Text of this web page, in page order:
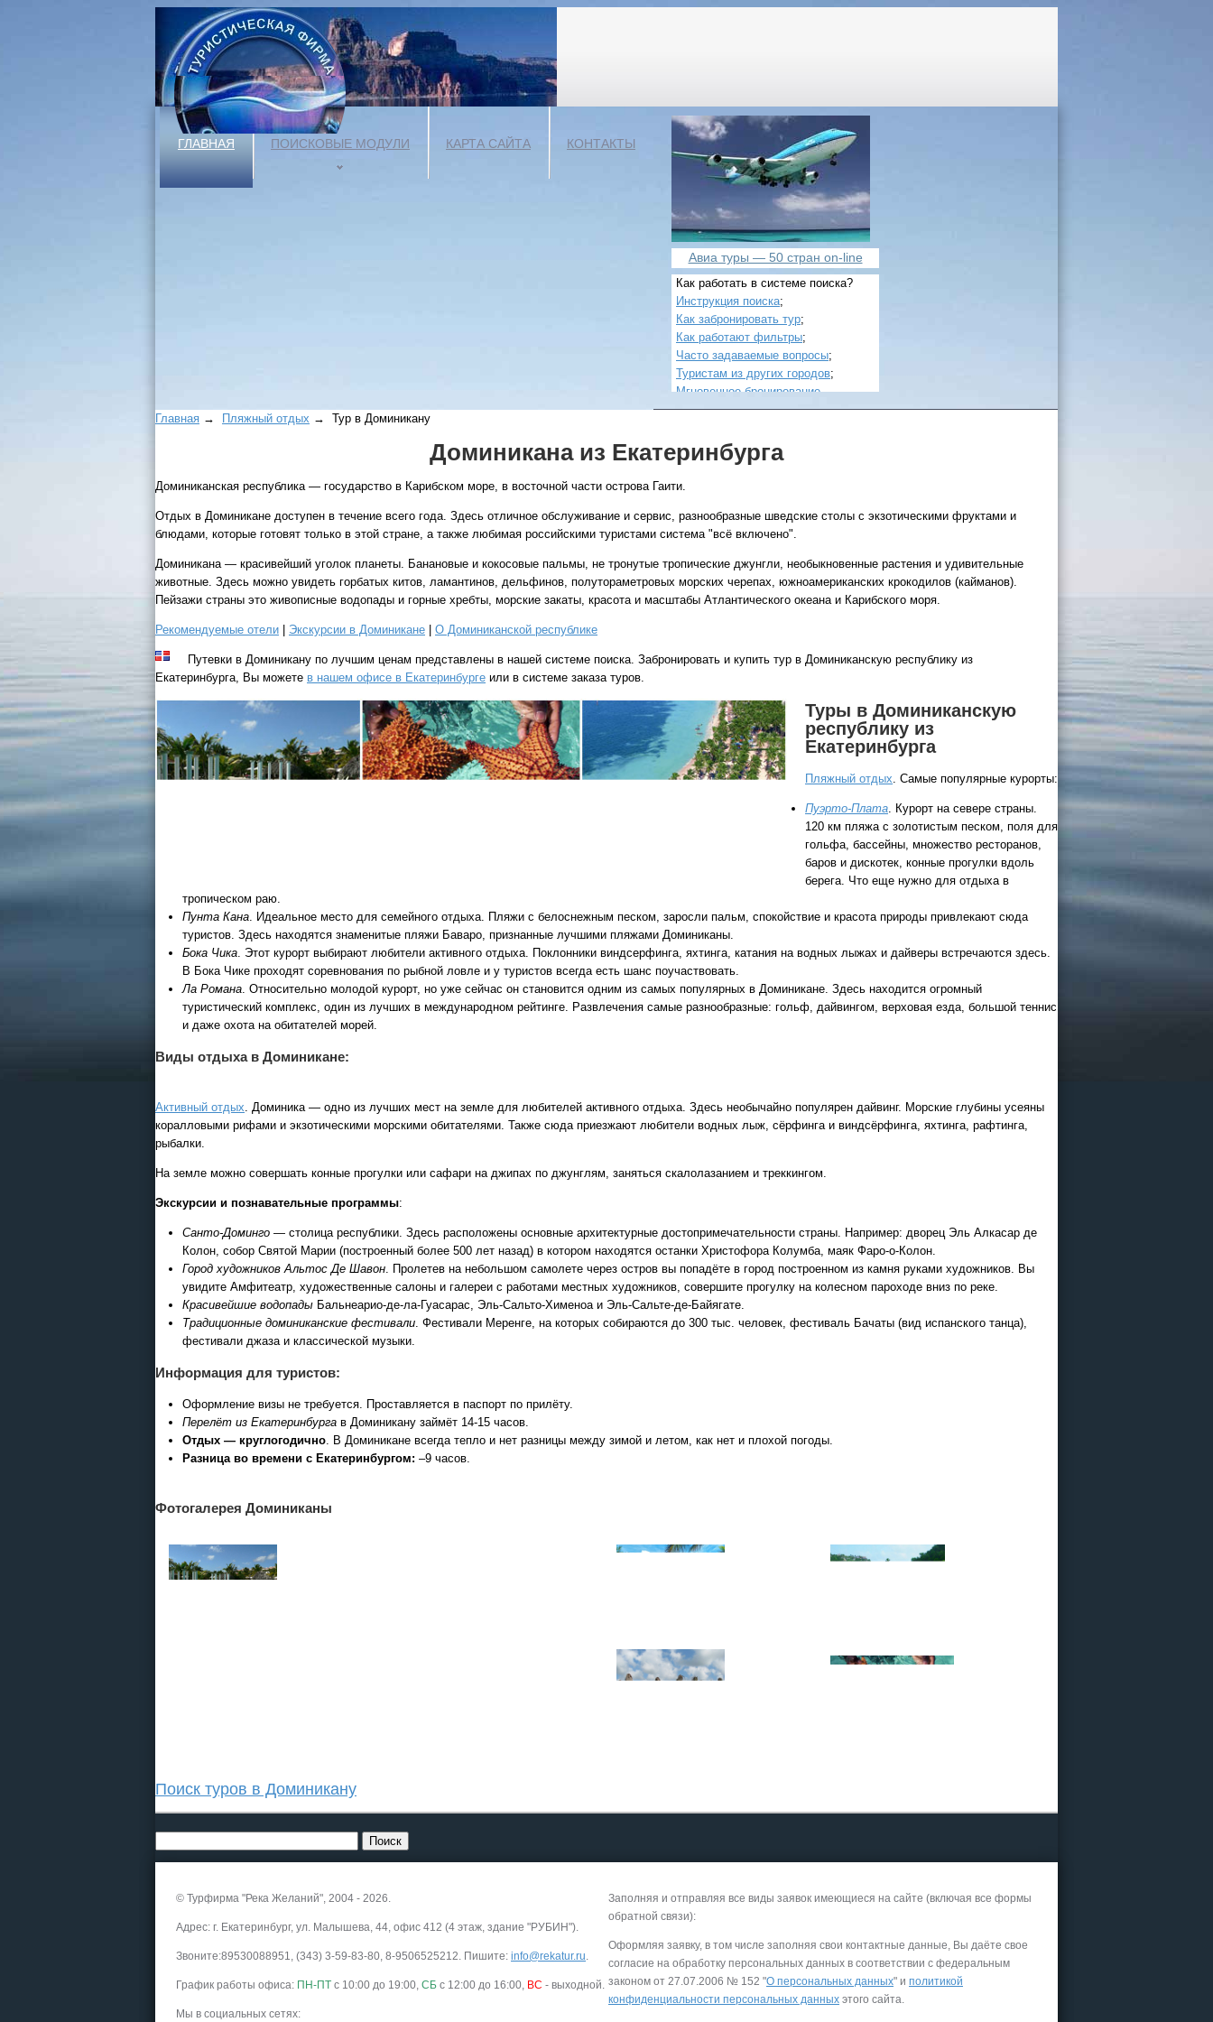
ГЛАВНАЯ ПОИСКОВЫЕ МОДУЛИ КАРТА САЙТА КОНТАКТЫ
Авиа туры — 50 стран on-line
Как работать в системе поиска?
Инструкция поиска;
Как забронировать тур;
Как работают фильтры;
Часто задаваемые вопросы;
Туристам из других городов;
Мгновенное бронирование.
Все виды отдыха в России
Самые популярные:
Автобусные туры на черное
Соль-Илецк автобусом.
Великий Устюгна 2027
(реализация тура начнется
в конце августа)
Круизы - 2026
из Перми и Казани
Екатеринбурга
Главная → Пляжный отдых → Тур в Доминикану
Доминикана из Екатеринбурга
Доминиканская республика — государство в Карибском море, в восточной части острова Гаити.
Отдых в Доминикане доступен в течение всего года. Здесь отличное обслуживание и сервис, разнообразные шведские столы с экзотическими фруктами и
блюдами, которые готовят только в этой стране, а также любимая российскими туристами система "всё включено".
Доминикана — красивейший уголок планеты. Банановые и кокосовые пальмы, не тронутые тропические джунгли, необыкновенные растения и удивительные
животные. Здесь можно увидеть горбатых китов, ламантинов, дельфинов, полутораметровых морских черепах, южноамериканских крокодилов (кайманов).
Пейзажи страны это живописные водопады и горные хребты, морские закаты, красота и масштабы Атлантического океана и Карибского моря.
Рекомендуемые отели Экскурсии в Доминикане О Доминиканской республике
Путевки в Доминикану по лучшим ценам представлены в нашей системе поиска. Забронировать и купить тур в Доминиканскую республику из
Екатеринбурга, Вы можете в нашем офисе в Екатеринбурге или в системе заказа туров.
Туры в Доминиканскую
республику из
Екатеринбурга
Пляжный отдых. Самые популярные курорты:
Пуэрто-Плата. Курорт на севере страны.
120 км пляжа с золотистым песком, поля для
гольфа, бассейны, множество ресторанов,
баров и дискотек, конные прогулки вдоль
берега. Что еще нужно для отдыха в
тропическом раю.
Пунта Кана. Идеальное место для семейного отдыха. Пляжи с белоснежным песком, заросли пальм, спокойствие и красота природы привлекают сюда
туристов. Здесь находятся знаменитые пляжи Баваро, признанные лучшими пляжами Доминиканы.
Бока Чика. Этот курорт выбирают любители активного отдыха. Поклонники виндсерфинга, яхтинга, катания на водных лыжах и дайверы встречаются здесь.
В Бока Чике проходят соревнования по рыбной ловле и у туристов всегда есть шанс поучаствовать.
Ла Романа. Относительно молодой курорт, но уже сейчас он становится одним из самых популярных в Доминикане. Здесь находится огромный
туристический комплекс, один из лучших в международном рейтинге. Развлечения самые разнообразные: гольф, дайвингом, верховая езда, большой теннис
и даже охота на обитателей морей.
Виды отдыха в Доминикане:
Активный отдых . Доминика — одно из лучших мест на земле для любителей активного отдыха. Здесь необычайно популярен дайвинг. Морские глубины усеяны
коралловыми рифами и экзотическими морскими обитателями. Также сюда приезжают любители водных лыж, сёрфинга и виндсёрфинга, яхтинга, рафтинга,
рыбалки.
На земле можно совершать конные прогулки или сафари на джипах по джунглям, заняться скалолазанием и треккингом.
Экскурсии и познавательные программы:
Санто-Доминго — столица республики. Здесь расположены основные архитектурные достопримечательности страны. Например: дворец Эль Алкасар де
Колон, собор Святой Марии (построенный более 500 лет назад) в котором находятся останки Христофора Колумба, маяк Фаро-о-Колон.
Город художников Альтос Де Шавон . Пролетев на небольшом самолете через остров вы попадёте в город построенном из камня руками художников. Вы
увидите Амфитеатр, художественные салоны и галереи с работами местных художников, совершите прогулку на колесном пароходе вниз по реке.
Красивейшие водопады Бальнеарио-де-ла-Гуасарас, Эль-Сальто-Хименоа и Эль-Сальте-де-Байягате.
Традиционные доминиканские фестивали . Фестивали Меренге, на которых собираются до 300 тыс. человек, фестиваль Бачаты (вид испанского танца),
фестивали джаза и классической музыки.
Информация для туристов:
Оформление визы не требуется. Проставляется в паспорт по прилёту.
Перелёт из Екатеринбурга в Доминикану займёт 14-15 часов.
Отдых — круглогодично . В Доминикане всегда тепло и нет разницы между зимой и летом, как нет и плохой погоды.
Разница во времени с Екатеринбургом: –9 часов.
Фотогалерея Доминиканы
Поиск туров в Доминикану
© Турфирма "Река Желаний", 2004 - 2026.
Адрес: г. Екатеринбург, ул. Малышева, 44, офис 412 (4 этаж, здание "РУБИН").
Звоните:89530088951, (343) 3-59-83-80, 8-9506525212. Пишите: info@rekatur.ru.
График работы офиса: ПН-ПТ с 10:00 до 19:00, СБ с 12:00 до 16:00, ВС - выходной.
Мы в социальных сетях:
Заполняя и отправляя все виды заявок имеющиеся на сайте (включая все формы
обратной связи):
Оформляя заявку, в том числе заполняя свои контактные данные, Вы даёте свое
согласие на обработку персональных данных в соответствии с федеральным
законом от 27.07.2006 № 152 "О персональных данных" и политикой
конфиденциальности персональных данных этого сайта.